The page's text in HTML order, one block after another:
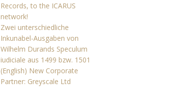
Records, to the ICARUS
network!
Zwei unterschiedliche
Inkunabel-Ausgaben von
Wilhelm Durands Speculum
iudiciale aus 1499 bzw. 1501
(English) New Corporate
Partner: Greyscale Ltd